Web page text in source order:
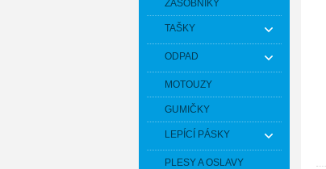
ZÁSOBNÍKY
TAŠKY
ODPAD
MOTOUZY
GUMIČKY
LEPÍCÍ PÁSKY
PLESY A OSLAVY